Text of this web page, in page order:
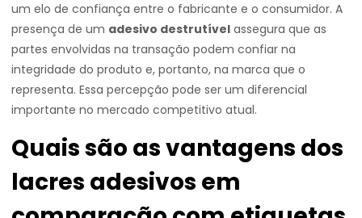
um elo de confiança entre o fabricante e o consumidor. A
presença de um adesivo destrutível assegura que as
partes envolvidas na transação podem confiar na
integridade do produto e, portanto, na marca que o
representa. Essa percepção pode ser um diferencial
importante no mercado competitivo atual.
Quais são as vantagens dos
lacres adesivos em